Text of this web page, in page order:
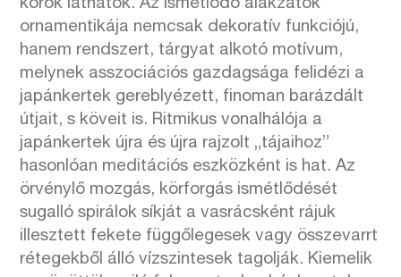
körök láthatók. Az ismétlődő alakzatok
ornamentikája nemcsak dekoratív funkciójú,
hanem rendszert, tárgyat alkotó motívum,
melynek asszociációs gazdagsága felidézi a
japánkertek gereblyézett, finoman barázdált
útjait, s köveit is. Ritmikus vonalhálója a
japánkertek újra és újra rajzolt „tájaihoz”
hasonlóan meditációs eszközként is hat. Az
örvénylő mozgás, körforgás ismétlődését
sugalló spirálok síkját a vasrácsként rájuk
illesztett fekete függőlegesek vagy összevarrt
rétegekből álló vízszintesek tagolják. Kiemelik